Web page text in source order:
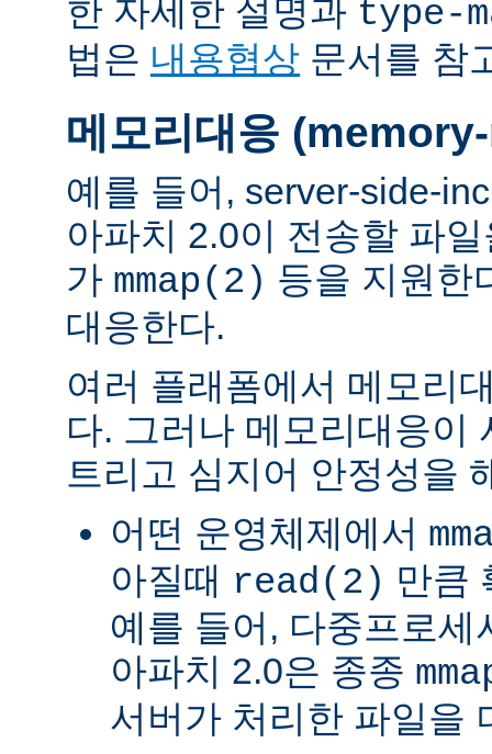
한 자세한 설명과 type-
법은 내용협상 문서를 참
메모리대응
예를 들어, server-side-
아파치 2.0이 전송할 파
가 mmap(2) 등을 지원한
대응한다.
여러 플래폼에서 메모리
다. 그러나 메모리대응이
트리고 심지어 안정성을
어떤 운영체제에서
아질때 read(2) 만큼
예를 들어, 다중프로
아파치 2.0은 종종
서버가 처리한 파일을